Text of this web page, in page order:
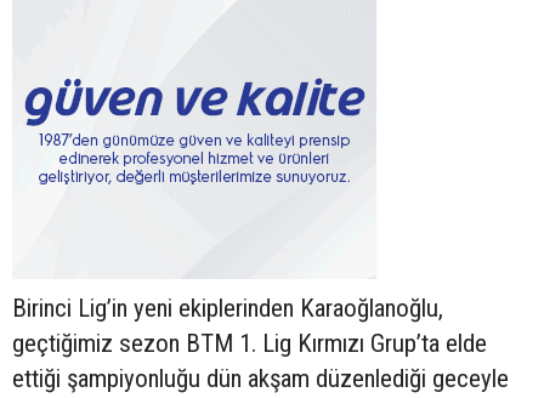
Birinci Lig’in yeni ekiplerinden Karaoğlanoğlu,
geçtiğimiz sezon BTM 1. Lig Kırmızı Grup’ta elde
ettiği şampiyonluğu dün akşam düzenlediği geceyle